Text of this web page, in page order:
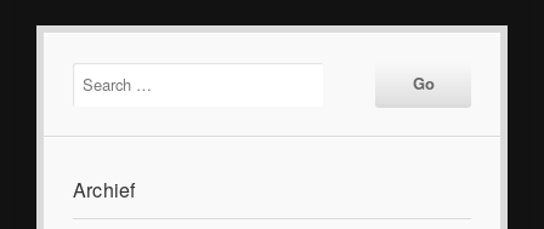
Archief